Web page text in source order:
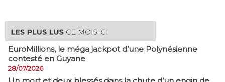
EuroMillions, ​le méga jackpot d’une Polynésienne
contesté en Guyane
28/07/2026